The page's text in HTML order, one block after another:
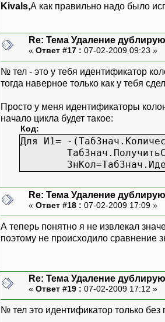
Kivals,А как правильно надо было
Re: Тема Удаление
« Ответ #17 : 07-02-2009 09:23 »
№ тел - это у тебя идентификатор
тогда наверное только как у тебя
Просто у меня идентификаторы
начало цикла будет такое:
Код:
Для И1= -
Re: Тема Удаление
« Ответ #18 : 07-02-2009 17:09 »
А теперь понятно я не извлекал
поэтому не происходило сравнение
Re: Тема Удаление
« Ответ #19 : 07-02-2009 17:12 »
№ тел это идентификатор только